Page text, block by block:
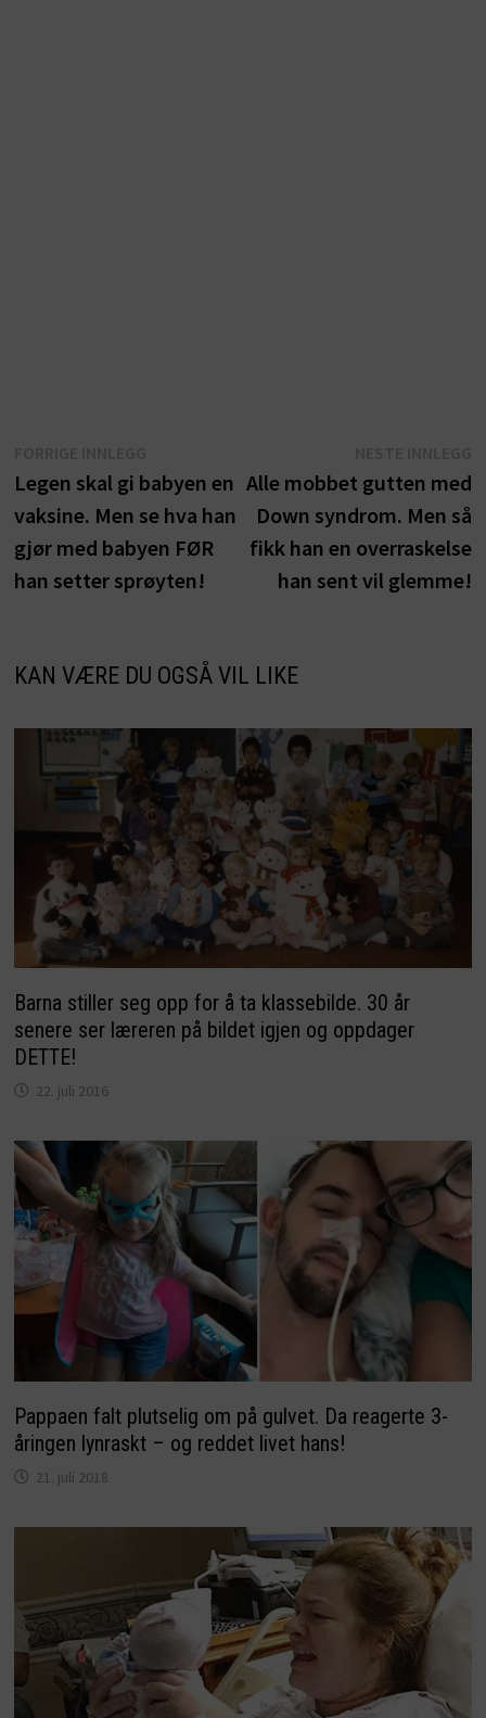
innlegg:
Legen skal gi babyen en
vaksine. Men se hva han
gjør med babyen FØR
han setter sprøyten!
Alle mobbet gutten med
Down syndrom. Men så
fikk han en overraskelse
han sent vil glemme!
KAN VÆRE DU OGSÅ VIL LIKE
Barna stiller seg opp for å ta klassebilde. 30 år
senere ser læreren på bildet igjen og oppdager
DETTE!
22. juli 2016
Pappaen falt plutselig om på gulvet. Da reagerte 3-
åringen lynraskt – og reddet livet hans!
21. juli 2018